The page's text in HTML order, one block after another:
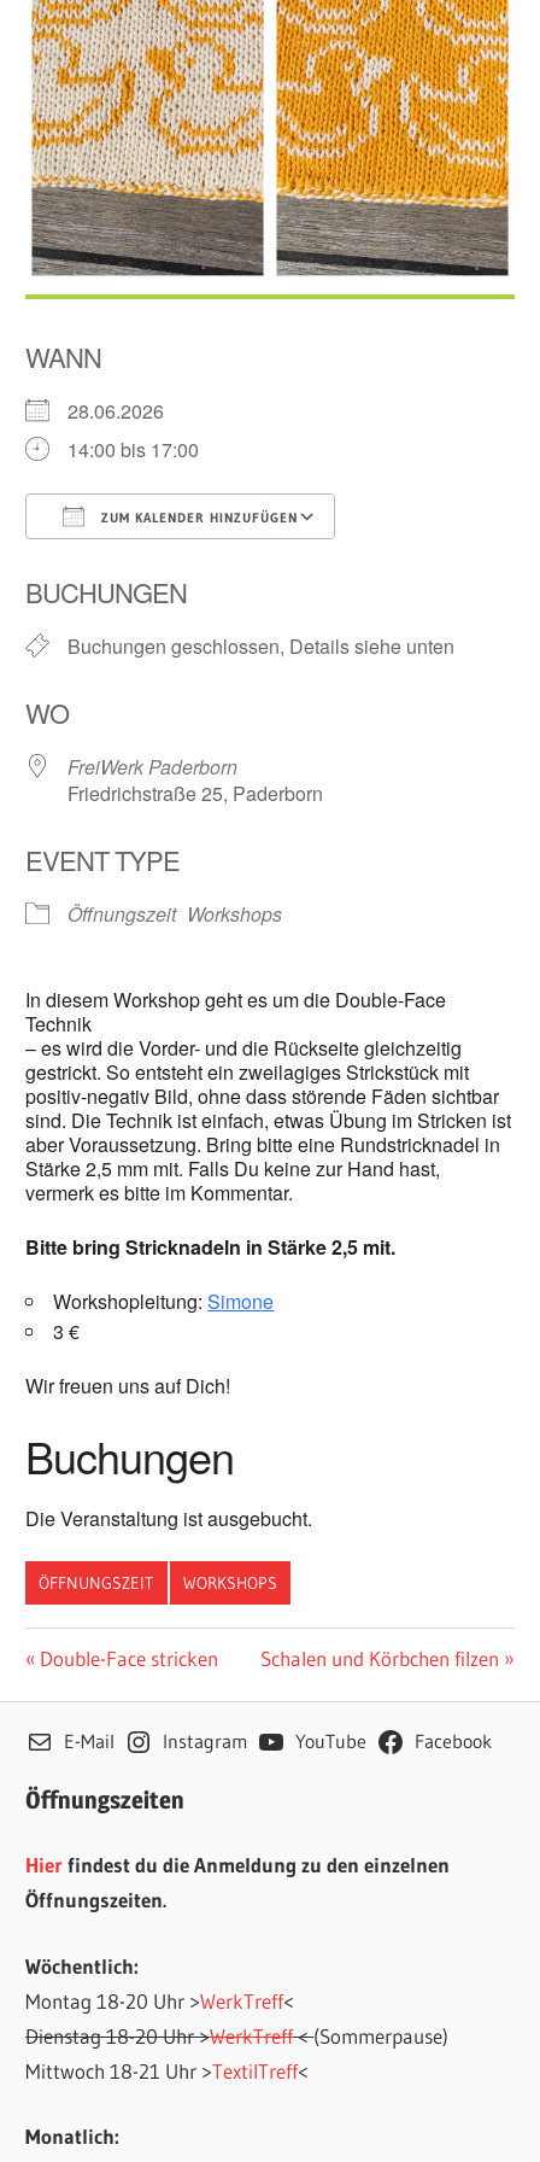
WANN
28.06.2026
14:00 bis 17:00
ZUM KALENDER HINZUFÜGEN
BUCHUNGEN
Buchungen geschlossen, Details siehe unten
WO
FreiWerk Paderborn
Friedrichstraße 25, Paderborn
EVENT TYPE
Öffnungszeit Workshops
In diesem Workshop geht es um die Double-Face
Technik
– es wird die Vorder- und die Rückseite gleichzeitig
gestrickt. So entsteht ein zweilagiges Strickstück mit
positiv-negativ Bild, ohne dass störende Fäden sichtbar
sind. Die Technik ist einfach, etwas Übung im Stricken ist
aber Voraussetzung. Bring bitte eine Rundstricknadel in
Stärke 2,5 mm mit. Falls Du keine zur Hand hast,
vermerk es bitte im Kommentar.
Bitte bring Stricknadeln in Stärke 2,5 mit.
Workshopleitung:Simone
3 €
Wir freuen uns auf Dich!
Buchungen
Die Veranstaltung ist ausgebucht.
ÖFFNUNGSZEIT WORKSHOPS
Beitragsnavigation
Vorheriger
Double-Face stricken
Nächster
Schalen und Körbchen filzen
E-Mail Instagram YouTube Facebook
Öffnungszeiten
Hierfindest du die Anmeldung zu den einzelnen
Öffnungszeiten.
Wöchentlich:
Montag 18-20 Uhr >WerkTreff<
Dienstag 18-20 Uhr >WerkTreff<(Sommerpause)
Mittwoch 18-21 Uhr >TextilTreff<
Monatlich: